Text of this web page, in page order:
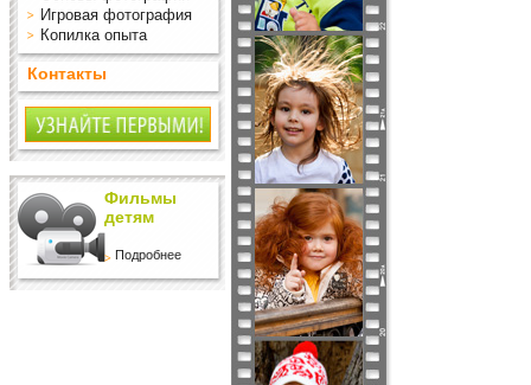
Игровая фотография
Копилка опыта
Контакты
Фильмы
детям
Подробнее